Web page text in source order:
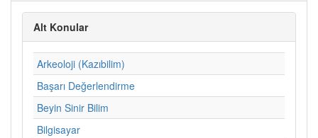
Alt Konular
Arkeoloji (Kazıbilim)
Başarı Değerlendirme
Beyin Sinir Bilim
Bilgisayar